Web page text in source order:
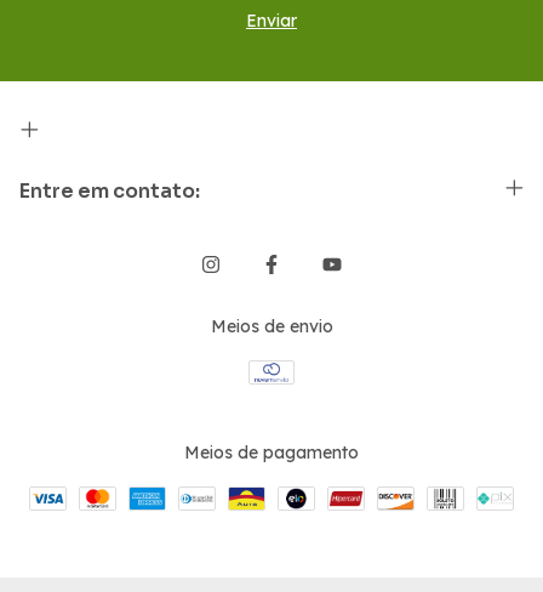
Entre em contato:
Meios de envio
Meios de pagamento